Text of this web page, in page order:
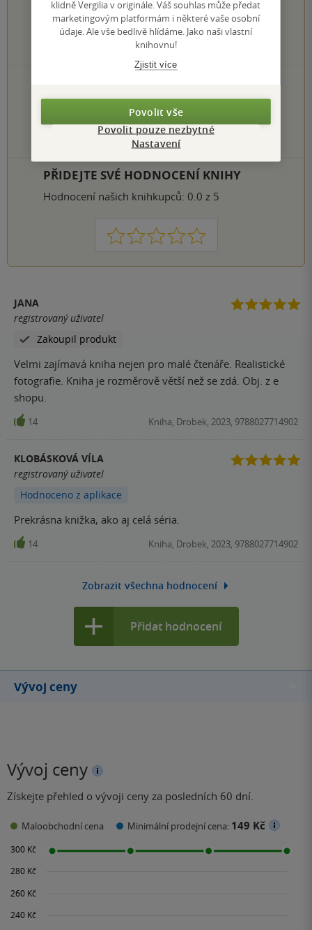
hodnocení čtenářů
0×
4 hvězdičky
0×
3 hvězdičky
0×
2 hvězdičky
0×
1 hvezdička
PŘIDEJTE SVÉ HODNOCENÍ KNIHY
Hodnocení našich knihkupců: 0.0 z 5
1 2 3 4 5
JANA
registrovaný uživatel
Zakoupil produkt
Velmi zajímavá kniha nejen pro malé čtenáře. Realistické
fotografie. Kniha je rozměrově větší než se zdá. Obj. z e
shopu.
14 Kniha, Drobek, 2023, 9788027714902
KLOBÁSKOVÁ VÍLA
registrovaný uživatel
Hodnoceno z aplikace
Prekrásna knižka, ako aj celá séria.
14 Kniha, Drobek, 2023, 9788027714902
Zobrazit všechna hodnocení
Přidat hodnocení
Vývoj ceny
Vývoj ceny
Získejte přehled o vývoji ceny za posledních 60 dní.
Maloobchodní cena Minimální prodejní cena: 149 Kč
klidně Vergilia v originále. Váš souhlas může předat
marketingovým platformám i některé vaše osobní
údaje. Ale vše bedlivě hlídáme. Jako naši vlastní
knihovnu!
Zjistit více
Povolit vše
Povolit pouze nezbytné
Nastavení